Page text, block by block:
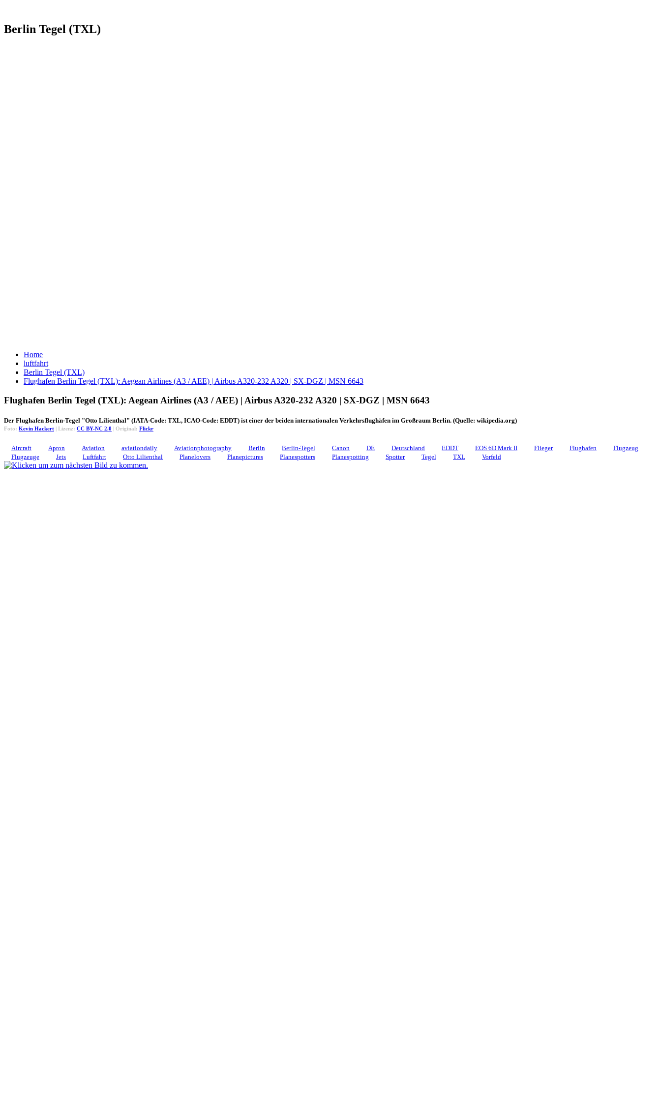
Berlin Tegel (TXL)
Home
luftfahrt
Berlin Tegel (TXL)
Flughafen Berlin Tegel (TXL): Aegean Airlines (A3 / AEE) | Airbus A320-232 A320 | SX-DGZ | MSN 6643
Flughafen Berlin Tegel (TXL): Aegean Airlines (A3 / AEE) | Airbus A320-232 A320 | SX-DGZ | MSN 6643
Der Flughafen Berlin-Tegel "Otto Lilienthal" (IATA-Code: TXL, ICAO-Code: EDDT) ist einer der beiden internationalen Verkehrsflughäfen im Großraum Berlin. (Quelle: wikipedia.org)
Foto: Kevin Hackert | Lizenz: CC BY-NC 2.0 | Original: Flickr
Aircraft Apron Aviation aviationdaily Aviationphotography Berlin Berlin-Tegel Canon DE Deutschland EDDT EOS 6D Mark II Flieger Flughafen
Flugzeug
Flugzeuge
Jets Luftfahrt Otto Lilienthal Planelovers Planepictures Planespotters Planespotting Spotter Tegel TXL Vorfeld